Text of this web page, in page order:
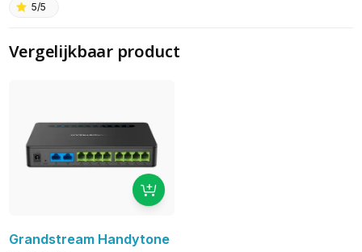
5/5
Vergelijkbaar product
Grandstream Handytone